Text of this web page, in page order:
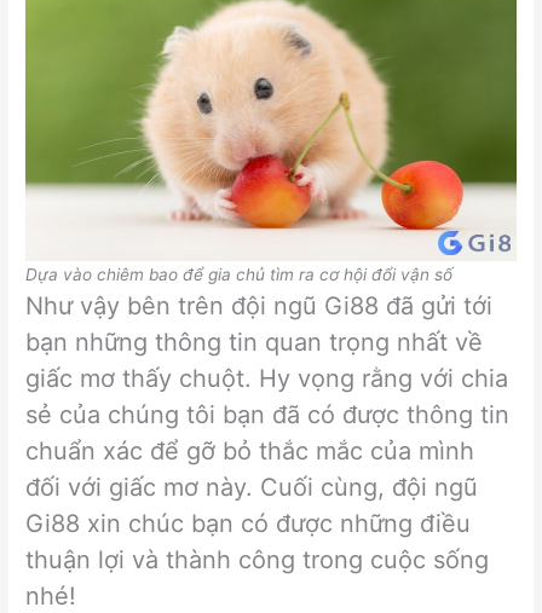
Dựa vào chiêm bao để gia chủ tìm ra cơ hội đổi vận số
Như vậy bên trên đội ngũ Gi88 đã gửi tới
bạn những thông tin quan trọng nhất về
giấc mơ thấy chuột. Hy vọng rằng với chia
sẻ của chúng tôi bạn đã có được thông tin
chuẩn xác để gỡ bỏ thắc mắc của mình
đối với giấc mơ này. Cuối cùng, đội ngũ
Gi88 xin chúc bạn có được những điều
thuận lợi và thành công trong cuộc sống
nhé!